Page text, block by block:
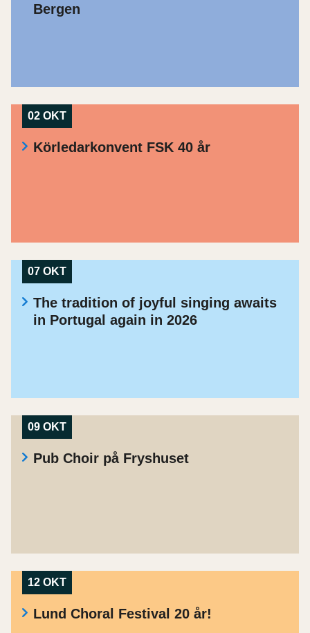
Bergen
02 OKT
Körledarkonvent FSK 40 år
07 OKT
The tradition of joyful singing awaits
in Portugal again in 2026
09 OKT
Pub Choir på Fryshuset
12 OKT
Lund Choral Festival 20 år!